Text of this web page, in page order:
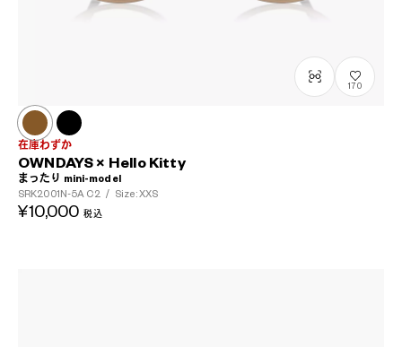
170
在庫わずか
OWNDAYS × Hello Kitty
まったり mini-model
SRK2001N-5A C2 / Size: XXS
¥10,000 税込